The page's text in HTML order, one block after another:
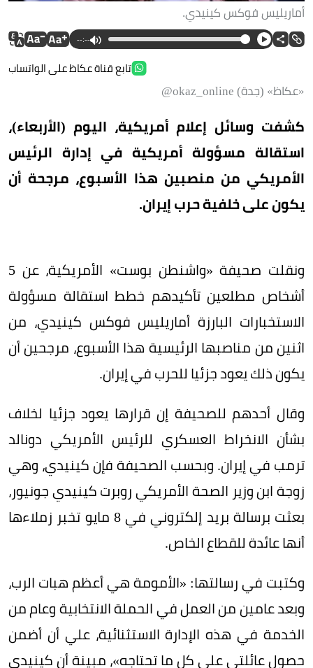
أماريليس فوكس كينيدي.
--:--
تابع قناة عكاظ على الواتساب
«عكاظ» (جدة) okaz_online@
كشفت وسائل إعلام أمريكية، اليوم (الأربعاء)،
استقالة مسؤولة أمريكية في إدارة الرئيس
الأمريكي من منصبين هذا الأسبوع، مرجحة أن
يكون على خلفية حرب إيران.
ونقلت صحيفة «واشنطن بوست» الأمريكية، عن 5
أشخاص مطلعين تأكيدهم خطط استقالة مسؤولة
الاستخبارات البارزة أماريليس فوكس كينيدي، من
اثنين من مناصبها الرئيسية هذا الأسبوع، مرجحين أن
يكون ذلك يعود جزئيا للحرب في إيران.
وقال أحدهم للصحيفة إن قرارها يعود جزئيا لخلاف
بشأن الانخراط العسكري للرئيس الأمريكي دونالد
ترمب في إيران. وبحسب الصحيفة فإن كينيدي، وهي
زوجة ابن وزير الصحة الأمريكي روبرت كينيدي جونيور،
بعثت برسالة بريد إلكتروني في 8 مايو تخبر زملاءها
أنها عائدة للقطاع الخاص.
وكتبت في رسالتها: «الأمومة هي أعظم هبات الرب،
وبعد عامين من العمل في الحملة الانتخابية وعام من
الخدمة في هذه الإدارة الاستثنائية، علي أن أضمن
حصول عائلتي على كل ما تحتاجه»، مبينة أن كينيدي